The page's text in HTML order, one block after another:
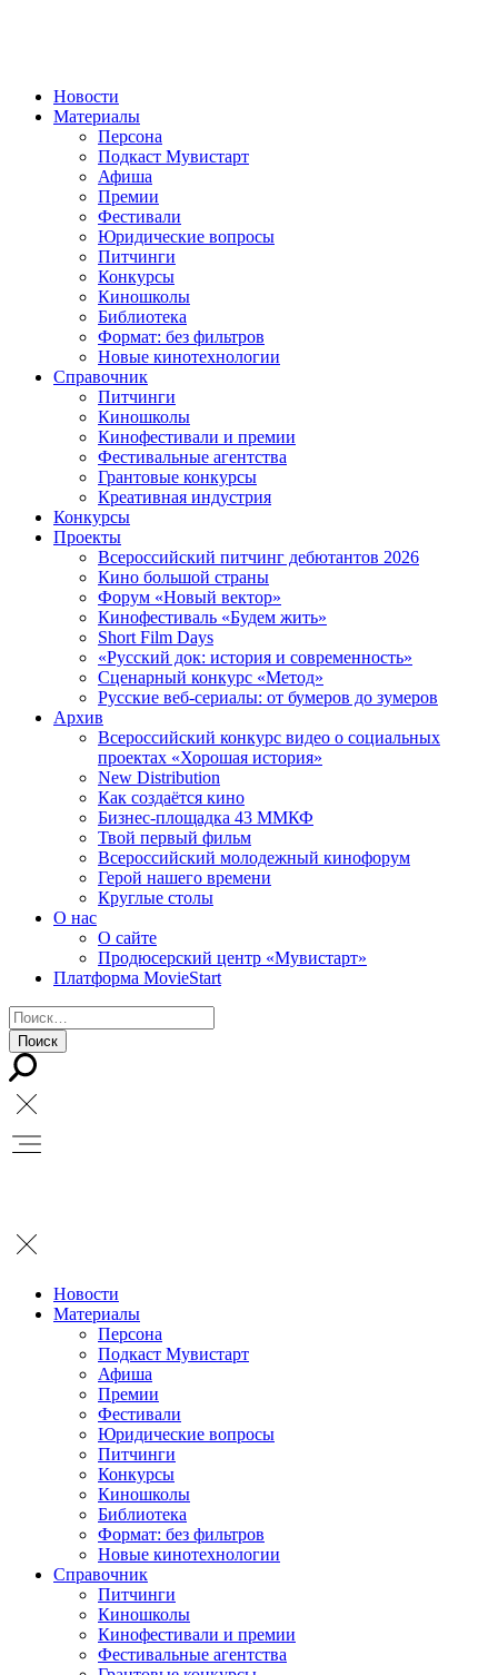
Новости
Материалы
Персона
Подкаст Мувистарт
Афиша
Премии
Фестивали
Юридические вопросы
Питчинги
Конкурсы
Киношколы
Библиотека
Формат: без фильтров
Новые кинотехнологии
Справочник
Питчинги
Киношколы
Кинофестивали и премии
Фестивальные агентства
Грантовые конкурсы
Креативная индустрия
Конкурсы
Проекты
Всероссийский питчинг дебютантов 2026
Кино большой страны
Форум «Новый вектор»
Кинофестиваль «Будем жить»
Short Film Days
«Русский док: история и современность»
Сценарный конкурс «Метод»
Русские веб-сериалы: от бумеров до зумеров
Архив
Всероссийский конкурс видео о социальных
проектах «Хорошая история»
New Distribution
Как создаётся кино
Бизнес-площадка 43 ММКФ
Твой первый фильм
Всероссийский молодежный кинофорум
Герой нашего времени
Круглые столы
О нас
О сайте
Продюсерский центр «Мувистарт»
Платформа MovieStart
Новости
Материалы
Персона
Подкаст Мувистарт
Афиша
Премии
Фестивали
Юридические вопросы
Питчинги
Конкурсы
Киношколы
Библиотека
Формат: без фильтров
Новые кинотехнологии
Справочник
Питчинги
Киношколы
Кинофестивали и премии
Фестивальные агентства